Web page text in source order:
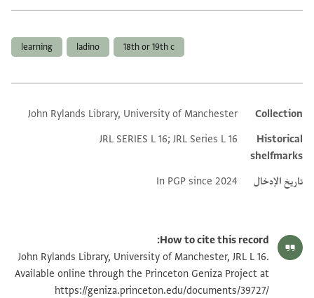
18th or 19th c
ladino
learning
Additional metadata
Collection
John Rylands Library, University of Manchester
Historical
shelfmarks
JRL SERIES L 16; JRL Series L 16
تاريخ الإدخال In PGP since 2024
How to cite this record:
John Rylands Library, University of Manchester, JRL L 16.
Available online through the Princeton Geniza Project at
https://geniza.princeton.edu/documents/39727/